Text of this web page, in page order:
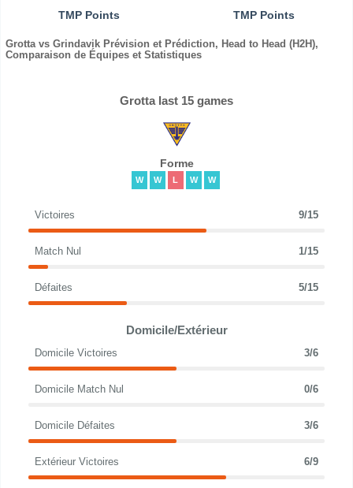
TMP Points TMP Points
Grotta vs Grindavik Prévision et Prédiction, Head to Head (H2H),
Comparaison de Équipes et Statistiques
Grotta last 15 games
Forme
W W L W W
Victoires 9/15
Match Nul 1/15
Défaites 5/15
Domicile/Extérieur
Domicile Victoires 3/6
Domicile Match Nul 0/6
Domicile Défaites 3/6
Extérieur Victoires 6/9